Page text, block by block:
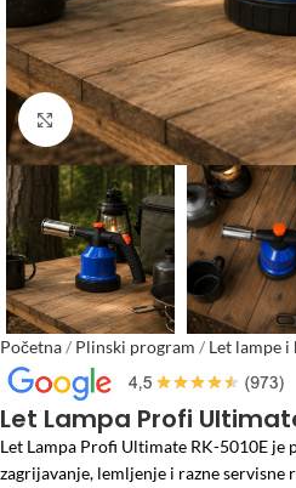
Click to enlarge
Početna/ Plinski program / Let lampe i
RK-5010E
Let Lampa Profi
Let Lampa Profi Ultimate RK-5010E je
zagrijavanje, lemljenje i razne servisne